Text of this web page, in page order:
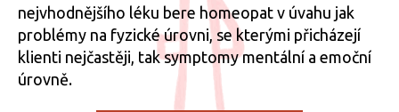
nejvhodnějšího léku bere homeopat v úvahu jak
problémy na fyzické úrovni, se kterými přicházejí
klienti nejčastěji, tak symptomy mentální a emoční
úrovně.